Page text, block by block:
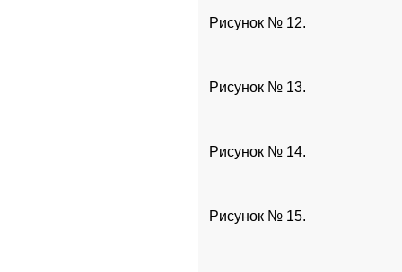
Рисунок № 12.
Рисунок № 13.
Рисунок № 14.
Рисунок № 15.